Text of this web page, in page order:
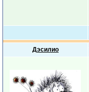
Дэсилио